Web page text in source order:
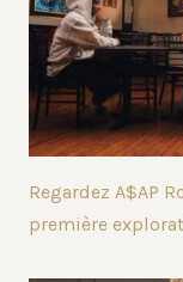
Regardez A$AP
première